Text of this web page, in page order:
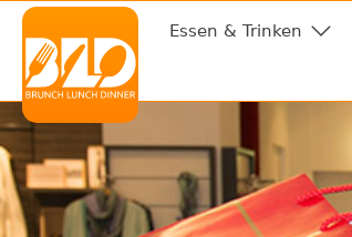
Essen & Trinken